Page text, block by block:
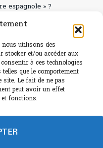
nous utilisons des
stocker et/ou accéder aux
à ces technologies
que le comportement
Le fait de ne pas
peut avoir un effet
fonctions.
espagnole » ?
pour la santé.
est une publication 100%
bistro.com